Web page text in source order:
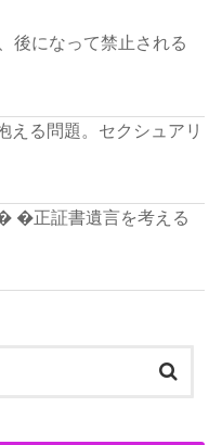
後になって禁止される
る問題。セクシュアリ
�正証書遺言を考える